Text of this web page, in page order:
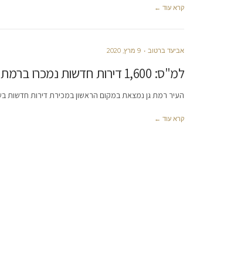
קרא עוד ←
אביעד ברטוב 9 מרץ, 2020
למ"ס: 1,600 דירות חדשות נמכרו ברמת גן – במקום הראשון במכירת דירות חדשות
העיר רמת גן נמצאת במקום הראשון במכירת דירות חדשות
קרא עוד ←